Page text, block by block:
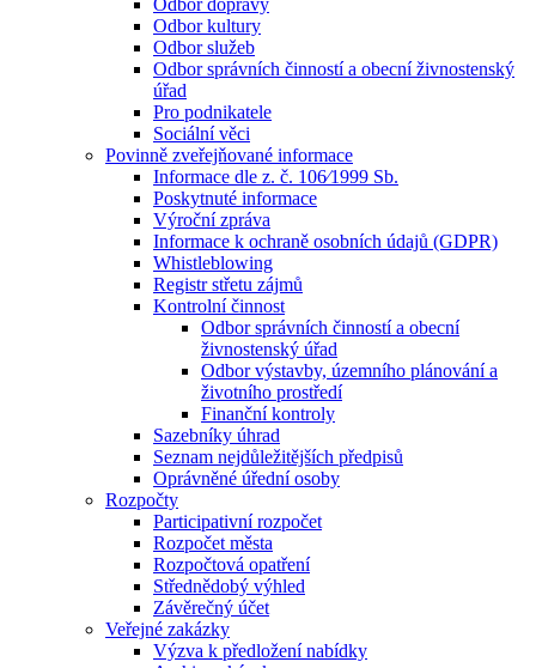
Odbor dopravy
Odbor kultury
Odbor služeb
Odbor správních činností a obecní živnostenský
úřad
Pro podnikatele
Sociální věci
Povinně zveřejňované informace
Informace dle z. č. 106⁄1999 Sb.
Poskytnuté informace
Výroční zpráva
Informace k ochraně osobních údajů (GDPR)
Whistleblowing
Registr střetu zájmů
Kontrolní činnost
Odbor správních činností a obecní
živnostenský úřad
Odbor výstavby, územního plánování a
životního prostředí
Finanční kontroly
Sazebníky úhrad
Seznam nejdůležitějších předpisů
Oprávněné úřední osoby
Rozpočty
Participativní rozpočet
Rozpočet města
Rozpočtová opatření
Střednědobý výhled
Závěrečný účet
Veřejné zakázky
Výzva k předložení nabídky